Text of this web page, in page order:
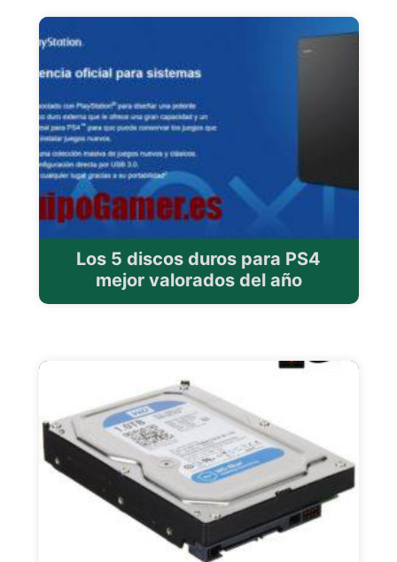
Los 5 discos duros para PS4
mejor valorados del año